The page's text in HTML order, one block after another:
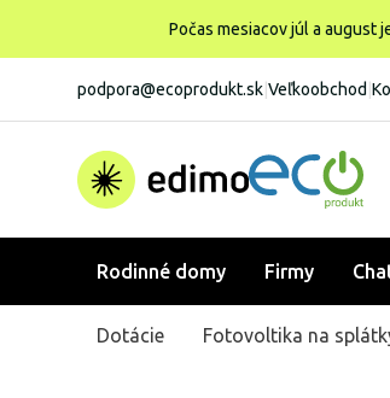
Počas mesiacov júl a august
podpora@ecoprodukt.sk Veľkoobchod
Rodinné domy Firmy
Dotácie Fotovoltika na